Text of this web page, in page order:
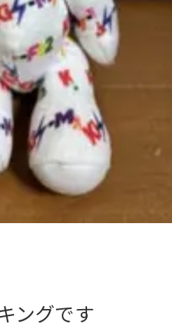
ングです